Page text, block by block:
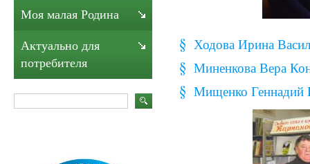
Ходова Ирина
Миненкова Вера
Мищенко Геннадий
Моя малая Родина
Актуально для
потребителя